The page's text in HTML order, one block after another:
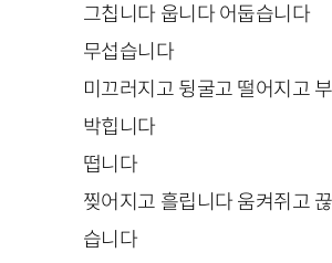
그칩니다 웁니다 어둡습니다
무섭습니다
미끄러지고 뒹굴고 떨어지고
박힙니다
떱니다
찢어지고 흘립니다 움켜쥐고
습니다